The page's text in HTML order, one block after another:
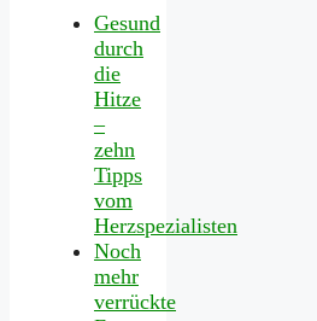
Gesund
durch
die
Hitze
–
zehn
Tipps
vom
Herzspezialisten
Noch
mehr
verrückte